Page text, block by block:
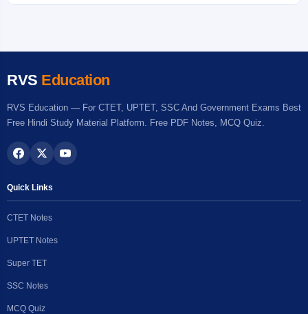
RVS Education
RVS Education — For CTET, UPTET, SSC And Government Exams Best
Free Hindi Study Material Platform. Free PDF Notes, MCQ Quiz.
Quick Links
CTET Notes
UPTET Notes
Super TET
SSC Notes
MCQ Quiz